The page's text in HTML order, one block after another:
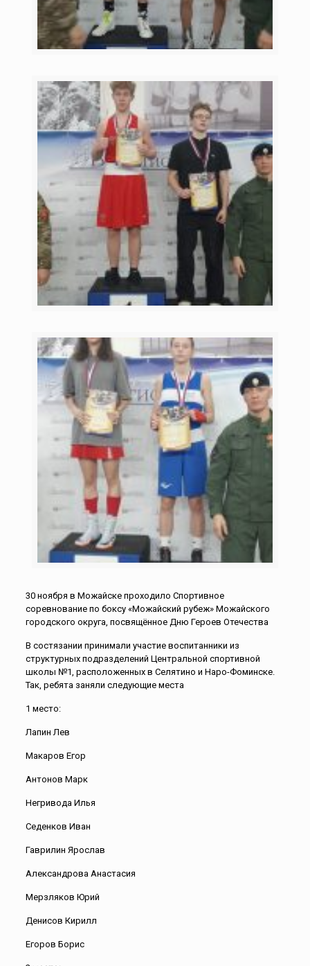
30 ноября в Можайске проходило Спортивное
соревнование по боксу «Можайский рубеж» Можайского
городского округа, посвящённое Дню Героев Отечества
В состязании принимали участие воспитанники из
структурных подразделений Центральной спортивной
школы №1, расположенных в Селятино и Наро-Фоминске.
Так, ребята заняли следующие места
1 место:
Лапин Лев
Макаров Егор
Антонов Марк
Негривода Илья
Седенков Иван
Гаврилин Ярослав
Александрова Анастасия
Мерзляков Юрий
Денисов Кирилл
Егоров Борис